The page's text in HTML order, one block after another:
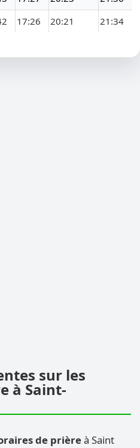
17:26 20:21 21:34
sur les
à Saint-
de prièreà Saint